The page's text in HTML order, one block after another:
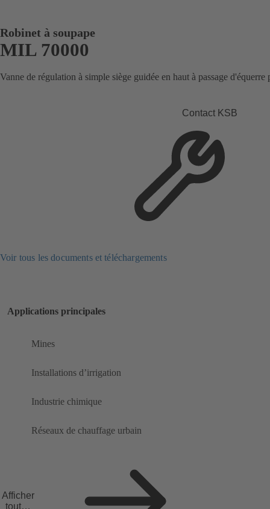
Robinet à soupape
MIL 70000
Vanne de régulation à simple siège guidée en haut à passage
Contact KSB
Voir tous les documents et téléchargements
Applications principales
Mines
Installations d’irrigation
Industrie chimique
Réseaux de chauffage urbain
Afficher
toutes